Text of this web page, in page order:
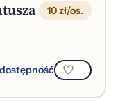
10 zł/os.